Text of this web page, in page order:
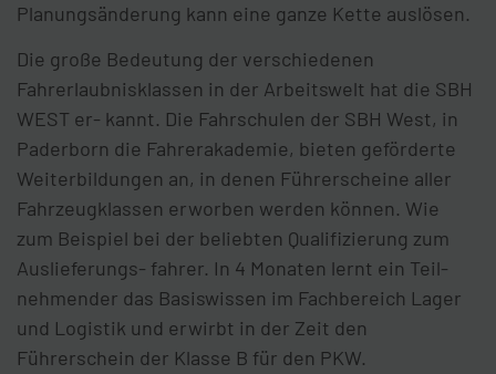
Planungsänderung kann eine ganze Kette auslösen.
Die große Bedeutung der verschiedenen
Fahrerlaubnisklassen in der Arbeitswelt hat die SBH
WEST er- kannt. Die Fahrschulen der SBH West, in
Paderborn die Fahrerakademie, bieten geförderte
Weiterbildungen an, in denen Führerscheine aller
Fahrzeugklassen erworben werden können. Wie
zum Beispiel bei der beliebten Qualifizierung zum
Auslieferungs- fahrer. In 4 Monaten lernt ein Teil-
nehmender das Basiswissen im Fachbereich Lager
und Logistik und erwirbt in der Zeit den
Führerschein der Klasse B für den PKW.